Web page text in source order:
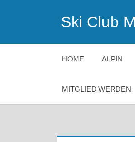
Ski Club
HOME ALPIN
MITGLIED WERDEN